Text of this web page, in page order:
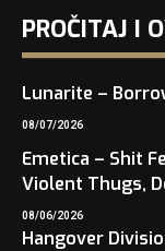
PROČITAJ I
Lunarite –
08/07/2026
Emetica – Shit
Violent Thugs,
08/06/2026
Hangover